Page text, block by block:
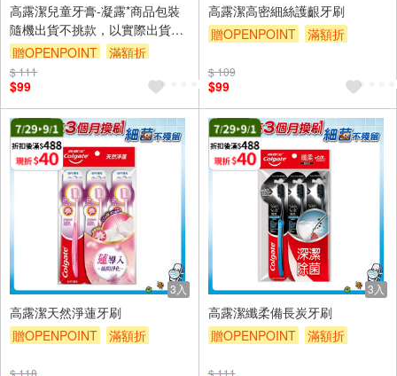
高露潔兒童牙膏-凝露*商品包裝
隨機出貨不挑款，以實際出貨為
準。
贈OPENPOINT
滿額折
贈$200
$ 111
$99
高露潔高密細絲護齦牙刷
贈OPENPOINT
滿額折
$ 109
$99
3入
高露潔天然淨蓮牙刷
贈OPENPOINT
滿額折
$ 118
3入
高露潔纖柔備長炭牙刷
贈OPENPOINT
滿額折
$ 111